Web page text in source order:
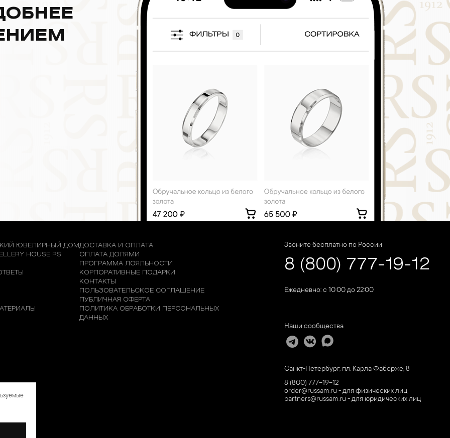
ЮВЕЛИРНЫЙ ДОМ
HOUSE RS
ДОСТАВКА И ОПЛАТА
ОПЛАТА ДОЛЯМИ
ПРОГРАММА ЛОЯЛЬНОСТИ
КОРПОРАТИВНЫЕ ПОДАРКИ
КОНТАКТЫ
ПОЛЬЗОВАТЕЛЬСКОЕ СОГЛАШЕНИЕ
ПУБЛИЧНАЯ ОФЕРТА
ПОЛИТИКА ОБРАБОТКИ ПЕРСОНАЛЬНЫХ
ДАННЫХ
Звоните бесплатно по России
8 (800) 777-19-12
Ежедневно: с 10:00 до 22:00
Наши сообщества
Санкт-Петербург, пл. Карла Фаберже, 8
8 (800) 777-19-12
order@russam.ru - для физических лиц
partners@russam.ru - для юридических лиц